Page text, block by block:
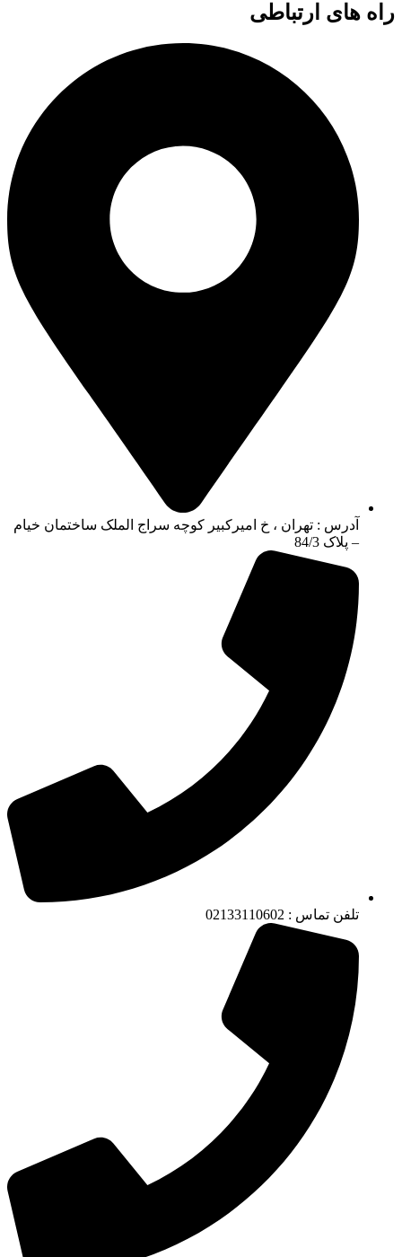
راه های ارتباطی
آدرس : تهران ، خ امیرکبیر کوچه سراج الملک ساختمان خیام
– پلاک 84/3
تلفن تماس : 02133110602